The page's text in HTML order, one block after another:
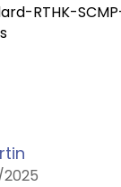
RTHK-
2025